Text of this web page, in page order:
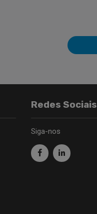
Redes Sociais
Siga-nos